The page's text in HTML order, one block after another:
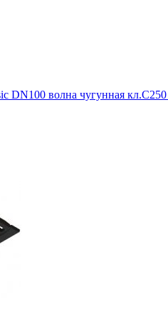
DN100 волна чугунная